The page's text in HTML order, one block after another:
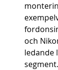
och
ledande
segment.